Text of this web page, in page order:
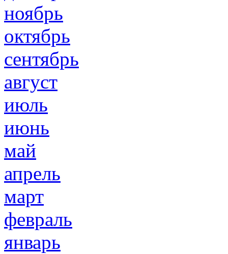
ноябрь
октябрь
сентябрь
август
июль
июнь
май
апрель
март
февраль
январь